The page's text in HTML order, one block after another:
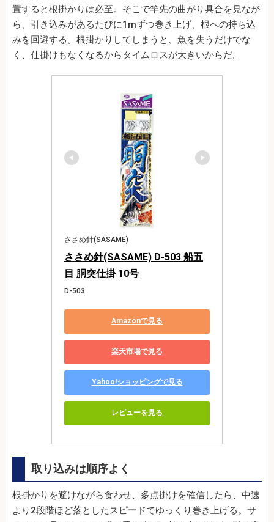
置すると根掛かりは必至。そこで竿先の曲がり具合を見なが
ら、引き込みがあるたびに1mずつ巻き上げ、根への持ち込
みを回避する。根掛かりしてしまうと、魚を失うだけでな
く、仕掛けもなくなるからタイムロスが大きいからだ。
ささめ針(SASAME)
ささめ針(SASAME) D-503 船五
目 胴突仕掛 10号
D-503
Amazonで見る
楽天市場で見る
Yahoo!ショッピングで見る
レビューを見る
取り込みは順序よく
根掛かりを避けながら食わせ、多点掛けを確信したら、中速
より2段階ほど落としたスピードでゆっくり巻き上げる。サ